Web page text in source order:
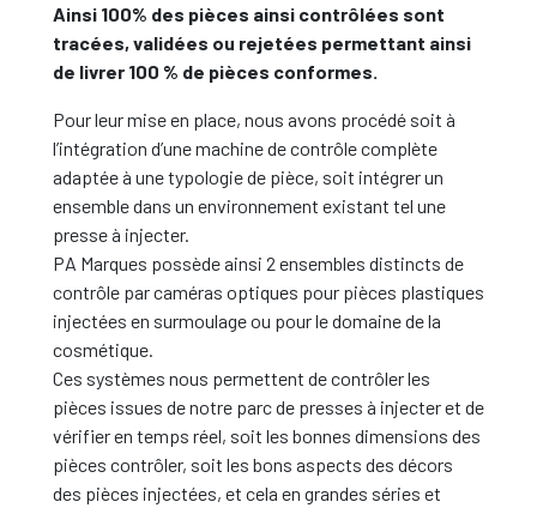
Ainsi 100% des pièces ainsi contrôlées sont
tracées, validées ou rejetées permettant ainsi
de livrer 100 % de pièces conformes.
Pour leur mise en place, nous avons procédé soit à
l’intégration d’une machine de contrôle complète
adaptée à une typologie de pièce, soit intégrer un
ensemble dans un environnement existant tel une
presse à injecter.
PA Marques possède ainsi 2 ensembles distincts de
contrôle par caméras optiques pour pièces plastiques
injectées en surmoulage ou pour le domaine de la
cosmétique.
Ces systèmes nous permettent de contrôler les
pièces issues de notre parc de presses à injecter et de
vérifier en temps réel, soit les bonnes dimensions des
pièces contrôler, soit les bons aspects des décors
des pièces injectées, et cela en grandes séries et